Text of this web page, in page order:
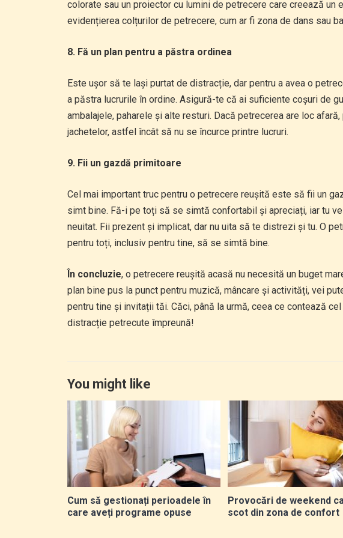
colorate sau un proiector cu lumini de petrecere care creează un
evidențierea colțurilor de petrecere, cum ar fi zona de dans sau
8. Fă un plan pentru a păstra ordinea
Este ușor să te lași purtat de distracție, dar pentru a avea o
a păstra lucrurile în ordine. Asigură-te că ai suficiente coșuri de
ambalajele, paharele și alte resturi. Dacă petrecerea are loc
jachetelor, astfel încât să nu se încurce printre lucruri.
9. Fii un gazdă primitoare
Cel mai important truc pentru o petrecere reușită este să fii un
simt bine. Fă-i pe toți să se simtă confortabil și apreciați, iar tu
neuitat. Fii prezent și implicat, dar nu uita să te distrezi și tu. O
pentru toți, inclusiv pentru tine, să se simtă bine.
În concluzie, o petrecere reușită acasă nu necesită un buget
plan bine pus la punct pentru muzică, mâncare și activități, vei
pentru tine și invitații tăi. Căci, până la urmă, ceea ce contează
distracție petrecute împreună!
You might like
Cum să gestionați perioadele în
care aveți programe opuse
Provocări de weekend
scot din zona de confort